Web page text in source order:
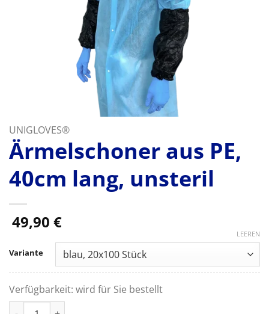
UNIGLOVES®
Ärmelschoner aus PE,
40cm lang, unsteril
49,90 €
Variante
LEEREN
Verfügbarkeit: wird für Sie bestellt